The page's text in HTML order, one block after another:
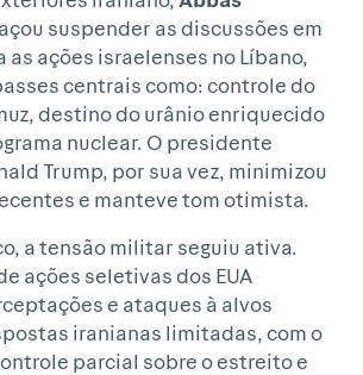
suspender as discussões em
ações israelenses no Líbano,
centrais como: controle do
destino do urânio enriquecido
nuclear. O presidente
Trump, por sua vez, minimizou
e manteve tom otimista.
a tensão militar seguiu ativa.
ações seletivas dos EUA
e ataques à alvos
iranianas limitadas, com o
parcial sobre o estreito e